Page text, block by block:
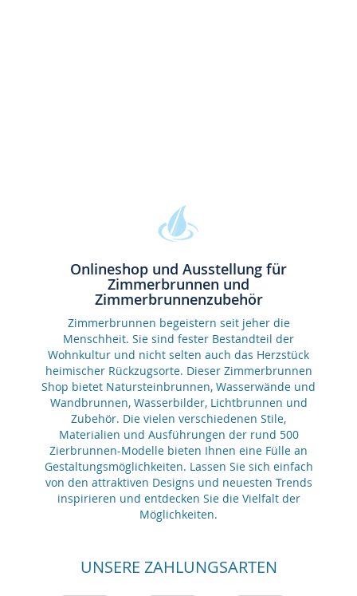
Onlineshop und Ausstellung für
Zimmerbrunnen und
Zimmerbrunnenzubehör
Zimmerbrunnen begeistern seit jeher die
Menschheit. Sie sind fester Bestandteil der
Wohnkultur und nicht selten auch das Herzstück
heimischer Rückzugsorte. Dieser Zimmerbrunnen
Shop bietet Natursteinbrunnen, Wasserwände und
Wandbrunnen, Wasserbilder, Lichtbrunnen und
Zubehör. Die vielen verschiedenen Stile,
Materialien und Ausführungen der rund 500
Zierbrunnen-Modelle bieten Ihnen eine Fülle an
Gestaltungsmöglichkeiten. Lassen Sie sich einfach
von den attraktiven Designs und neuesten Trends
inspirieren und entdecken Sie die Vielfalt der
Möglichkeiten.
UNSERE ZAHLUNGSARTEN